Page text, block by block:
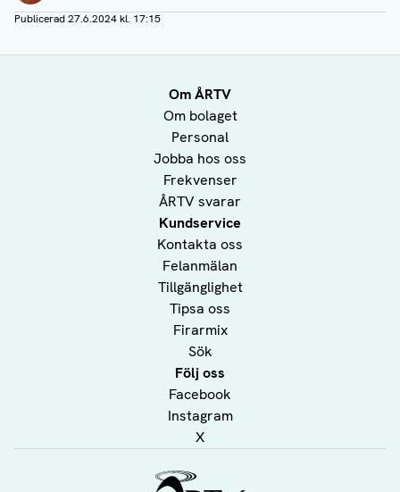
Publicerad27.6.2024 kl. 17:15
Om ÅRTV
Om bolaget
Personal
Jobba hos oss
Frekvenser
ÅRTV svarar
Kundservice
Kontakta oss
Felanmälan
Tillgänglighet
Tipsa oss
Firarmix
Sök
Följ oss
Facebook
Instagram
X